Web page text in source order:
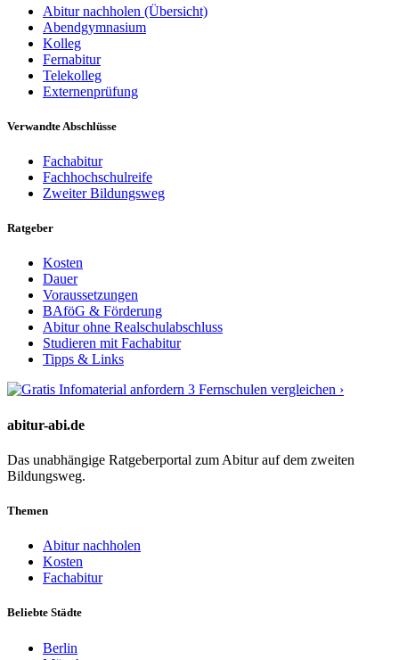
Abitur nachholen (Übersicht)
Abendgymnasium
Kolleg
Fernabitur
Telekolleg
Externenprüfung
Verwandte Abschlüsse
Fachabitur
Fachhochschulreife
Zweiter Bildungsweg
Ratgeber
Kosten
Dauer
Voraussetzungen
BAföG & Förderung
Abitur ohne Realschulabschluss
Studieren mit Fachabitur
Tipps & Links
3 Fernschulen vergleichen ›
abitur-abi.de
Das unabhängige Ratgeberportal zum Abitur auf dem zweiten
Bildungsweg.
Themen
Abitur nachholen
Kosten
Fachabitur
Beliebte Städte
Berlin